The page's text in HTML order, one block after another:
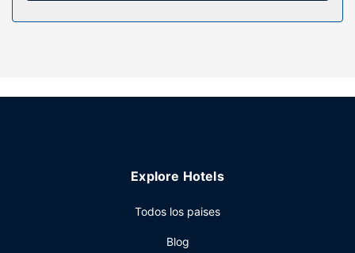
libre. Tienes también jardín donde sentarte a contemplar el
para comer algo. Qué mejor forma de acabar el día que
Explore Hotels
Todos los paises
Blog